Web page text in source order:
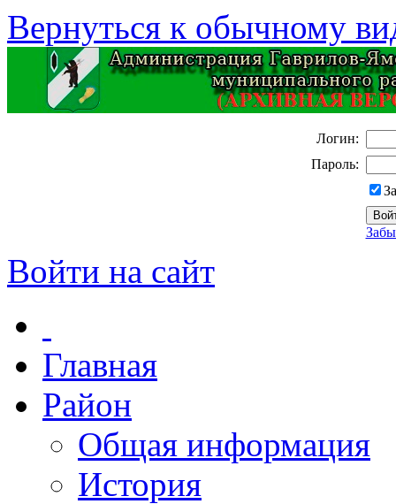
Вернуться к обычному
Логин:
Пароль:
Войти на сайт
Главная
Район
Общая информация
История